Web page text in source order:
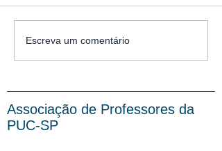
REVISTA CULTURA
CRITICA
Escreva um comentário
Associação de Professores da
PUC-SP